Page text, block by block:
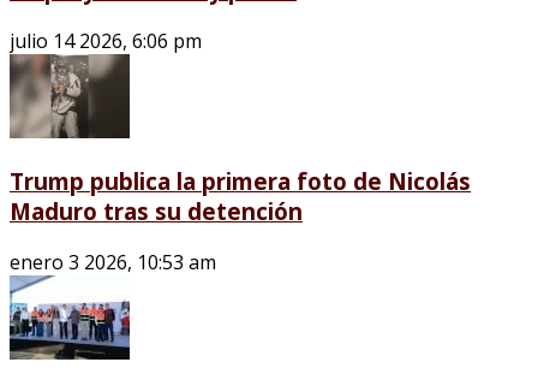
julio 14 2026, 6:06 pm
Trump publica la primera foto de Nicolás
Maduro tras su detención
enero 3 2026, 10:53 am